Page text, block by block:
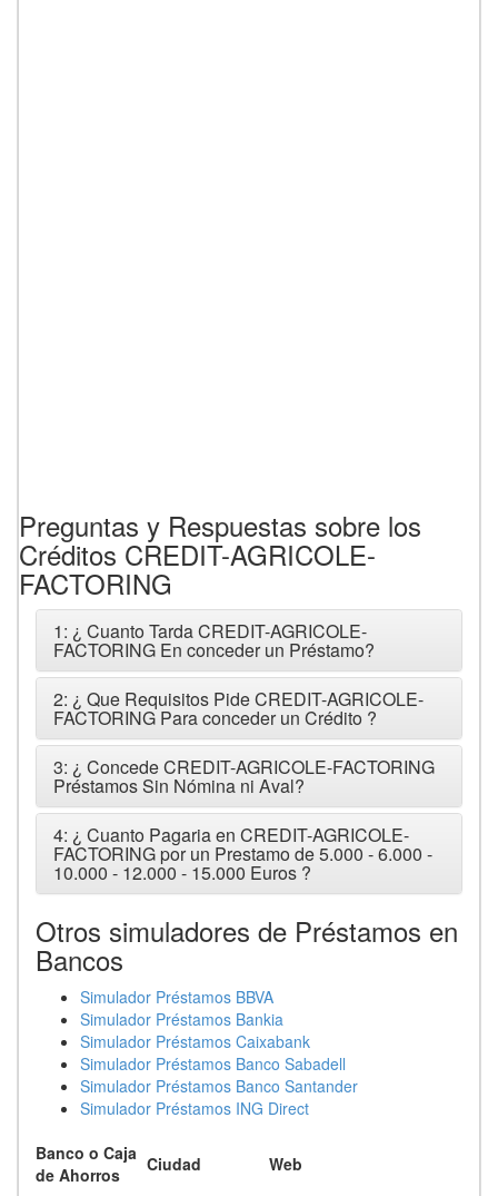
Preguntas y Respuestas sobre los
Créditos CREDIT-AGRICOLE-
FACTORING
1: ¿ Cuanto Tarda CREDIT-AGRICOLE-
FACTORING En conceder un Préstamo?
2: ¿ Que Requisitos Pide CREDIT-AGRICOLE-
FACTORING Para conceder un Crédito ?
3: ¿ Concede CREDIT-AGRICOLE-FACTORING
Préstamos Sin Nómina ni Aval?
4: ¿ Cuanto Pagaria en CREDIT-AGRICOLE-
FACTORING por un Prestamo de 5.000 - 6.000 -
10.000 - 12.000 - 15.000 Euros ?
Otros simuladores de Préstamos en
Bancos
Simulador Préstamos BBVA
Simulador Préstamos Bankia
Simulador Préstamos Caixabank
Simulador Préstamos Banco Sabadell
Simulador Préstamos Banco Santander
Simulador Préstamos ING Direct
Banco o Caja
de Ahorros
Ciudad
Web